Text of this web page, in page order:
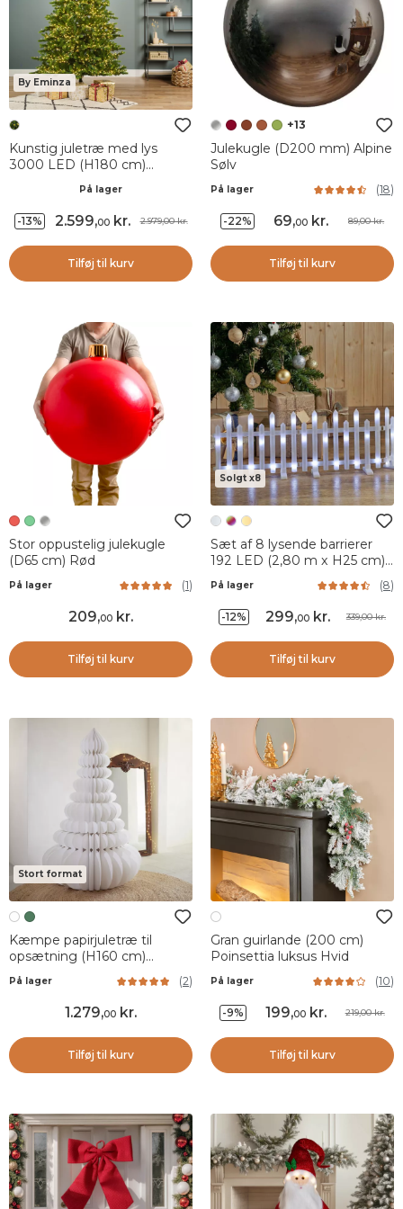
By Eminza
Kunstig juletræ med lys
3000 LED (H180 cm)
Caucasia Nordmann Grøn
På lager
-13% 2.599,00kr. 2.979,00 kr.
Tilføj til kurv
+13
Julekugle (D200 mm) Alpine
Sølv
På lager (18)
-22% 69,00 kr. 89,00 kr.
Tilføj til kurv
Stor oppustelig julekugle
(D65 cm) Rød
På lager (1)
209,00 kr.
Tilføj til kurv
Solgt x8
Sæt af 8 lysende barrierer
192 LED (2,80 m x H25 cm)
Kold hvid magi
På lager (8)
-12% 299,00 kr. 339,00 kr.
Tilføj til kurv
Stort format
Kæmpe papirjuletræ til
opsætning (H160 cm)
Magnetisk lukning Hvid
På lager (2)
1.279,00 kr.
Tilføj til kurv
Gran guirlande (200 cm)
Poinsettia luksus Hvid
På lager (10)
-9% 199,00kr. 219,00 kr.
Tilføj til kurv